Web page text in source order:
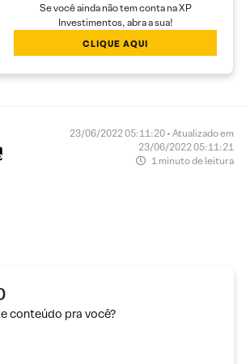
Se você ainda não tem conta na XP
Investimentos, abra a sua!
CLIQUE AQUI
23/06/2022 05:11:20 • Atualizado em
23/06/2022 05:11:21
1 minuto de leitura
conteúdo pra você?